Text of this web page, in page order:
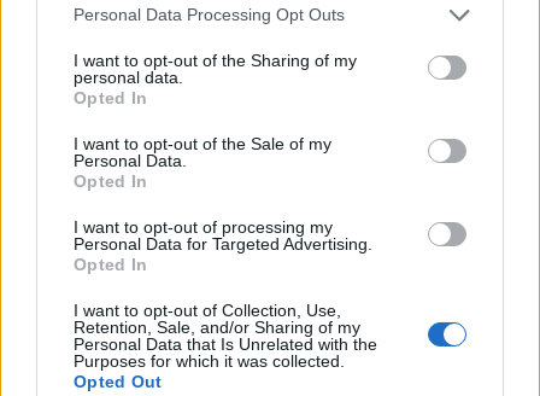
Personal Data Processing Opt Outs
I want to opt-out of the Sharing of my
personal data.
Opted In
I want to opt-out of the Sale of my
Personal Data.
Opted In
I want to opt-out of processing my
Personal Data for Targeted Advertising.
Opted In
I want to opt-out of Collection, Use,
Retention, Sale, and/or Sharing of my
Personal Data that Is Unrelated with the
Purposes for which it was collected.
Opted Out
Walt Disney
14 April 2026
Laufenlerner
Micky Maus